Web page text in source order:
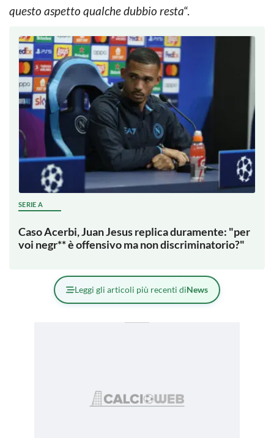
questo aspetto qualche dubbio resta“.
SERIE A
Caso Acerbi, Juan Jesus replica duramente: "per
voi negr** è offensivo ma non discriminatorio?"
Leggi gli articoli più recenti diNews